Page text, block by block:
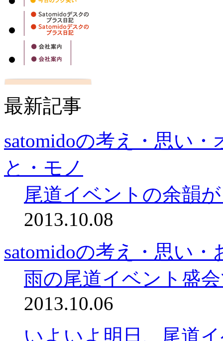
最新記事
satomidoの考え・思い
と・モノ
尾道イベントの余韻
2013.10.08
satomidoの考え・思い・
雨の尾道イベント盛
2013.10.06
いよいよ明日、尾道